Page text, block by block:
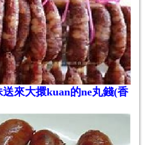
來大擐kuan的ne丸錢(香